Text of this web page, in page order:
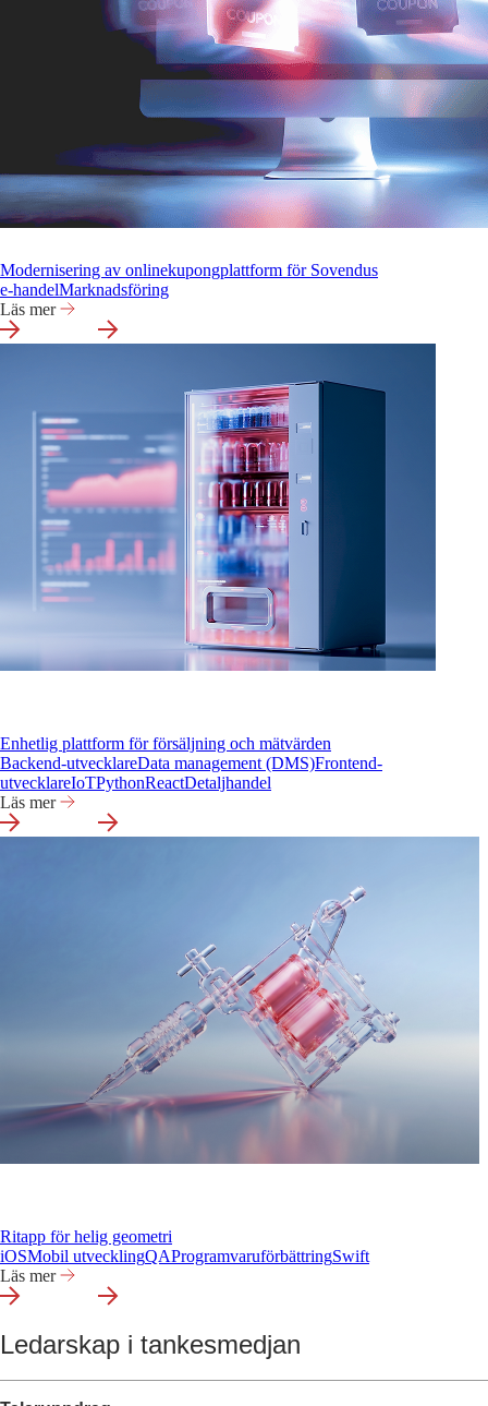
Modernisering av onlinekupongplattform för Sovendus
e‑handelMarknadsföring
Läs mer
Enhetlig plattform för försäljning och mätvärden
Backend-utvecklareData management (DMS)Frontend-
utvecklareIoTPythonReactDetaljhandel
Läs mer
Ritapp för helig geometri
iOSMobil utvecklingQAProgramvaruförbättringSwift
Läs mer
Ledarskap i tankesmedjan